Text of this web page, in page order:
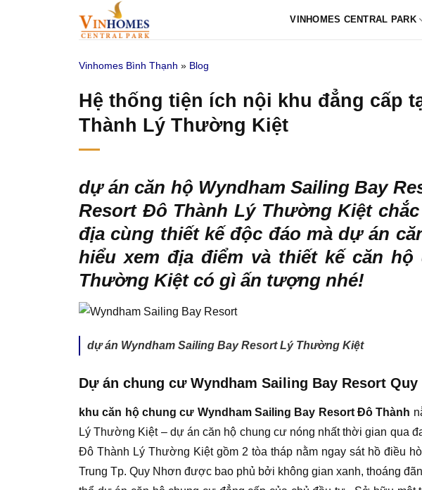
VINHOMES CENTRAL PARK
Vinhomes Bình Thạnh » Blog
Hệ thống tiện ích nội khu đẳng cấp
Thành Lý Thường Kiệt
dự án căn hộ Wyndham Sailing Bay
Resort Đô Thành Lý Thường Kiệt
địa cùng thiết kế độc đáo mà dự án
hiểu xem địa điểm và thiết kế căn
Thường Kiệt có gì ấn tượng nhé!
dự án Wyndham Sailing Bay Resort Lý Thường Kiệt
Dự án chung cư Wyndham Sailing Bay Resort
khu căn hộ chung cư Wyndham Sailing Bay Resort Đô Thành
Lý Thường Kiệt – dự án căn hộ chung cư nóng nhất thời gian qua
Đô Thành Lý Thường Kiệt gồm 2 tòa tháp nằm ngay sát hồ điều
Trung Tp. Quy Nhơn được bao phủ bởi không gian xanh, thoáng